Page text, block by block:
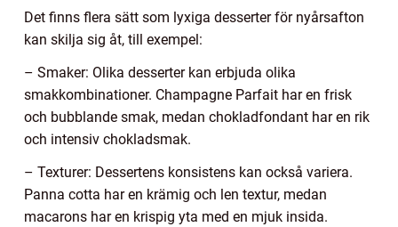
Det finns flera sätt som lyxiga desserter för nyårsafton
kan skilja sig åt, till exempel:
– Smaker: Olika desserter kan erbjuda olika
smakkombinationer. Champagne Parfait har en frisk
och bubblande smak, medan chokladfondant har en rik
och intensiv chokladsmak.
– Texturer: Dessertens konsistens kan också variera.
Panna cotta har en krämig och len textur, medan
macarons har en krispig yta med en mjuk insida.